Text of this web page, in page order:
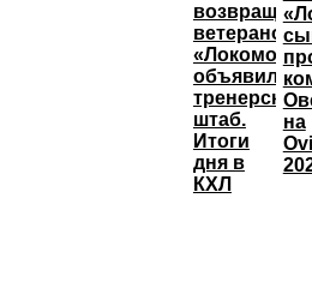
возвращает
ветеранов,
объявил
тренерский
штаб.
Итоги
дня в
КХЛ
на